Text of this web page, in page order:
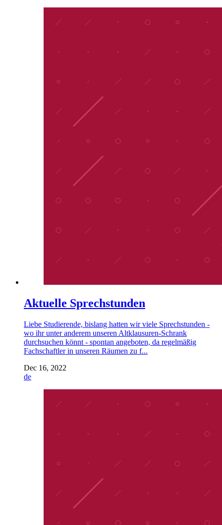
Aktuelle Sprechstunden
Liebe Studierende, bislang hatten wir viele Sprechstunden -
wo ihr unter anderem unseren Altklausuren-Schrank
durchsuchen könnt - spontan angeboten, da regelmäßig
Fachschaftler in unseren Räumen zu f...
Dec 16, 2022
de